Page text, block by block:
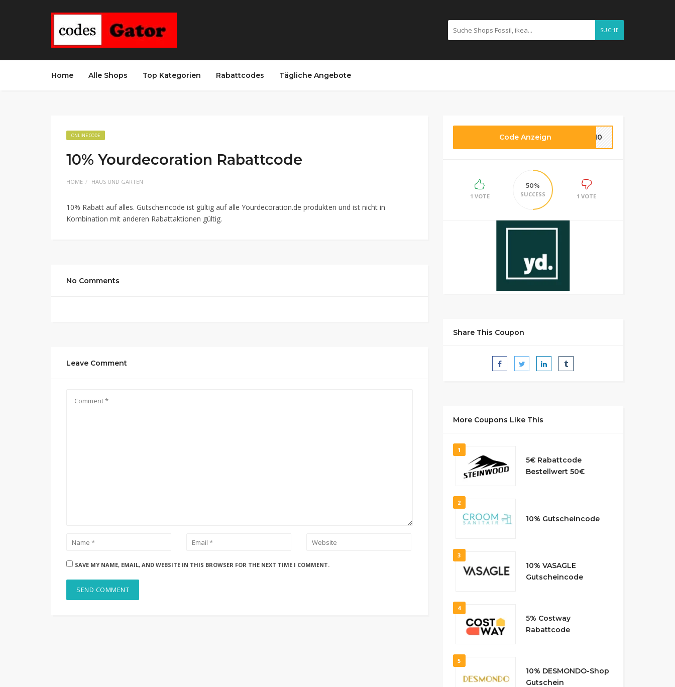
SUCHE
Home Alle Shops Top Kategorien Rabattcodes Tägliche Angebote
ONLINE CODE
10% Yourdecoration Rabattcode
HOME HAUS UND GARTEN
10% Rabatt auf alles. Gutscheincode ist gültig auf alle Yourdecoration.de produkten und ist nicht in
Kombination mit anderen Rabattaktionen gültig.
No Comments
Leave Comment
SAVE MY NAME, EMAIL, AND WEBSITE IN THIS BROWSER FOR THE NEXT TIME I COMMENT.
Code Anzeign DE10
1 VOTE
50%
SUCCESS
1 VOTE
Share This Coupon
More Coupons Like This
1
5€ Rabattcode
Bestellwert 50€
2
10% Gutscheincode
3
10% VASAGLE
Gutscheincode
4
5% Costway
Rabattcode
5
10% DESMONDO-Shop
Gutschein